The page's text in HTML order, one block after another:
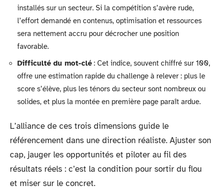
installés sur un secteur. Si la compétition s’avère rude,
l’effort demandé en contenus, optimisation et ressources
sera nettement accru pour décrocher une position
favorable.
Difficulté du mot-clé: Cet indice, souvent chiffré sur 100,
offre une estimation rapide du challenge à relever : plus le
score s’élève, plus les ténors du secteur sont nombreux ou
solides, et plus la montée en première page paraît ardue.
L’alliance de ces trois dimensions guide le
référencement dans une direction réaliste. Ajuster son
cap, jauger les opportunités et piloter au fil des
résultats réels : c’est la condition pour sortir du flou
et miser sur le concret.